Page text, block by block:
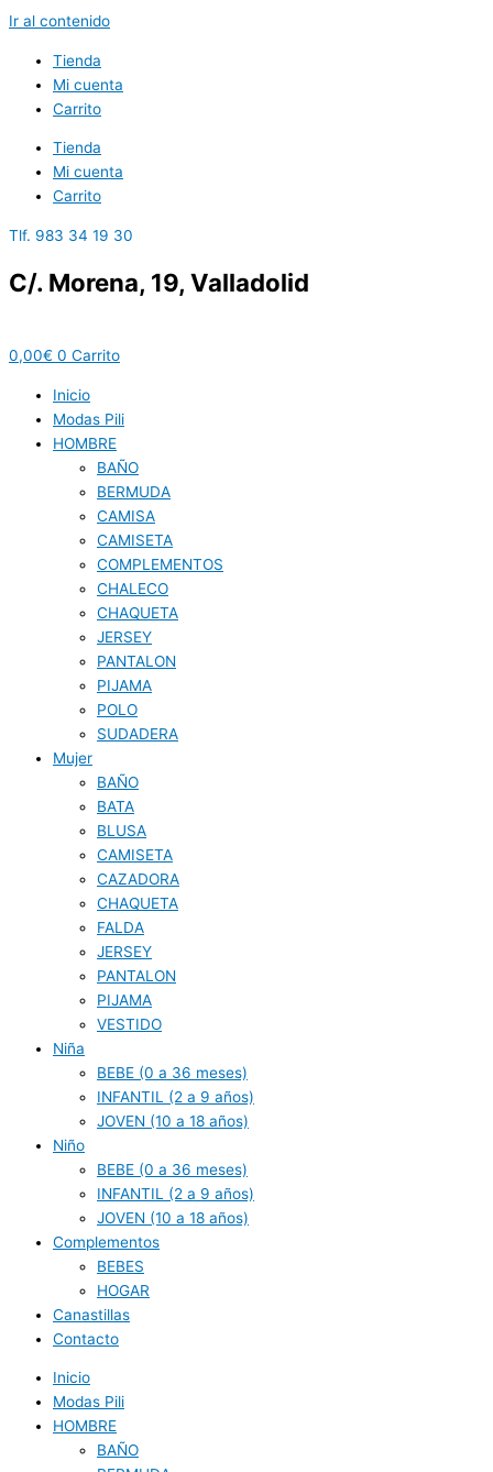
Ir al contenido
Tienda
Mi cuenta
Carrito
Tienda
Mi cuenta
Carrito
Tlf. 983 34 19 30
C/. Morena, 19, Valladolid
0,00€ 0 Carrito
Inicio
Modas Pili
HOMBRE
BAÑO
BERMUDA
CAMISA
CAMISETA
COMPLEMENTOS
CHALECO
CHAQUETA
JERSEY
PANTALON
PIJAMA
POLO
SUDADERA
Mujer
BAÑO
BATA
BLUSA
CAMISETA
CAZADORA
CHAQUETA
FALDA
JERSEY
PANTALON
PIJAMA
VESTIDO
Niña
BEBE (0 a 36 meses)
INFANTIL (2 a 9 años)
JOVEN (10 a 18 años)
Niño
BEBE (0 a 36 meses)
INFANTIL (2 a 9 años)
JOVEN (10 a 18 años)
Complementos
BEBES
HOGAR
Canastillas
Contacto
Inicio
Modas Pili
HOMBRE
BAÑO